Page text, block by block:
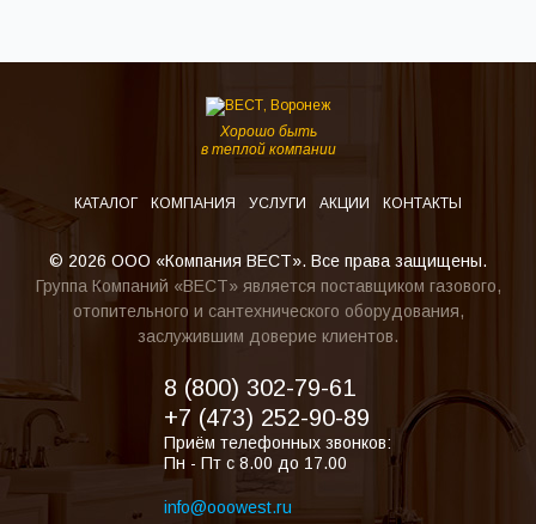
Хорошо быть
в теплой компании
КАТАЛОГ КОМПАНИЯ УСЛУГИ АКЦИИ КОНТАКТЫ
© 2026 ООО «Компания ВЕСТ». Все права защищены.
Группа Компаний «ВЕСТ» является поставщиком газового,
отопительного и сантехнического оборудования,
заслужившим доверие клиентов.
8 (800) 302-79-61
+7 (473) 252-90-89
Приём телефонных звонков:
Пн - Пт с 8.00 до 17.00
info@ooowest.ru